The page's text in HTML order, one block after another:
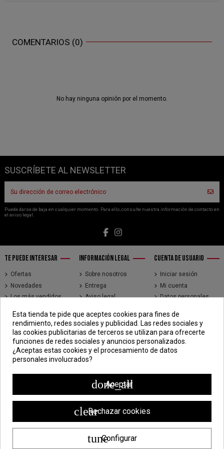
COMENTARIOS (0)
No hay ninguna opinión por el momento.
SUSCRÍBETE AL NEWSLETTER
Puede darse de baja en cualquier momento. Para ello, consulte nuestra información de contacto en
el aviso legal.
TE PUEDE INTERESAR
Ofertas
Novedades
Los más vendidos
INFORMACIÓN LEGAL
Sobre nosotros
Entrega
Aviso legal
condiciones de uso
Pago seguro
CUENTA DE USUARIO
Iniciar sesión
Mi cuenta
Datos personales
Direcciones
Seguimiento de
pedidos de clientes
invitados
CONTÁCTENOS
CDV - Componentes Diesel Vidal
998 304 695 | 988 338 835
Esta tienda te pide que aceptes cookies para fines de
rendimiento, redes sociales y publicidad. Las redes sociales y
las cookies publicitarias de terceros se utilizan para ofrecerte
funciones de redes sociales y anuncios personalizados.
¿Aceptas estas cookies y el procesamiento de datos
personales involucrados?
done_all
Aceptar
clearRechazar cookies
tuneConfigurar